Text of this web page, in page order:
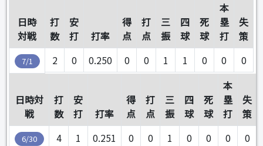
日時
対戦
打
数
安
打
打率
得
点
打
点
三
振
四
球
死
球
本
塁
打
失
策
7/1 2 0 0.250 0 0 1 1 0 0 0
日時対
戦
打
数
安
打
打率
得
点
打
点
三
振
四
球
死
球
本
塁
打
失
策
6/30 4 1 0.251 0 0 1 0 0 0 0